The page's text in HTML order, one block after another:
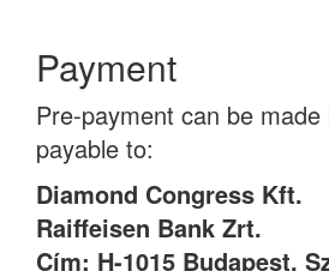
Payment
Pre-payment can be
payable to:
Diamond Congress Kft.
Raiffeisen Bank Zrt.
Cím: H-1015 Budapest,